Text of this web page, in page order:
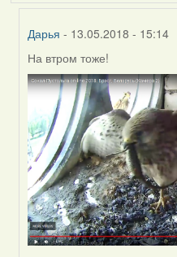
Дарья - 13.05.2018 - 15:14
In
reply
by
Feather
На втром тоже!